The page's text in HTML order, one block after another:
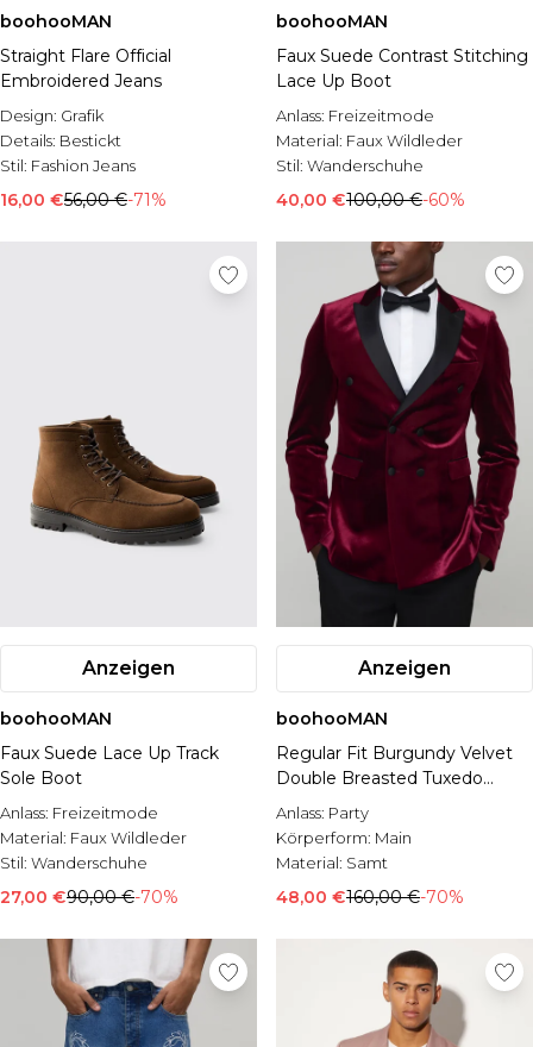
boohooMAN
Straight Flare Official
Embroidered Jeans
Design: Grafik
Details: Bestickt
Stil: Fashion Jeans
16,00 €56,00 €-71%
boohooMAN
Faux Suede Contrast Stitching
Lace Up Boot
Anlass: Freizeitmode
Material: Faux Wildleder
Stil: Wanderschuhe
40,00 €100,00 €-60%
Anzeigen
boohooMAN
Faux Suede Lace Up Track
Sole Boot
Anlass: Freizeitmode
Material: Faux Wildleder
Stil: Wanderschuhe
27,00 €90,00 €-70%
Anzeigen
boohooMAN
Regular Fit Burgundy Velvet
Double Breasted Tuxedo
Jacket
Anlass: Party
Körperform: Main
Material: Samt
48,00 €160,00 €-70%